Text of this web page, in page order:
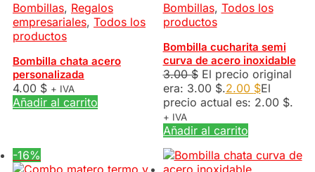
Bombillas, Regalos
empresariales, Todos los
productos
Bombilla chata acero
personalizada
4.00 $ + IVA
Añadir al carrito
Bombillas, Todos los
productos
Bombilla cucharita semi
curva de acero inoxidable
3.00$ El precio original
era: 3.00 $.2.00 $El
precio actual es: 2.00 $.
+ IVA
Añadir al carrito
-16%